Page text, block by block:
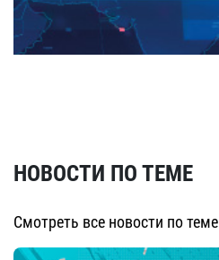
НОВОСТИ ПО ТЕМЕ
Смотреть все новости по теме